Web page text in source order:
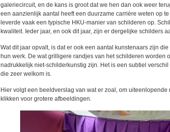
galeriecircuit, en de kans is groot dat we hen dan ook weer
een aanzienlijk aantal heeft een duurzame carrière weten op
leverde vaak een typische HKU-manier van schilderen op.
kwaliteit. Ieder jaar, en ook dit jaar, zijn er dergelijke schilders
Wat dit jaar opvalt, is dat er ook een aantal kunstenaars zijn
hun werk. De wat grilligere randjes van het schilderen worden
nadrukkelijk niet-schilderkunstig zijn. Het is een subtiel
die zeer welkom is.
Hier volgt een beeldverslag van wat er zoal, om
klikken voor grotere afbeeldingen.